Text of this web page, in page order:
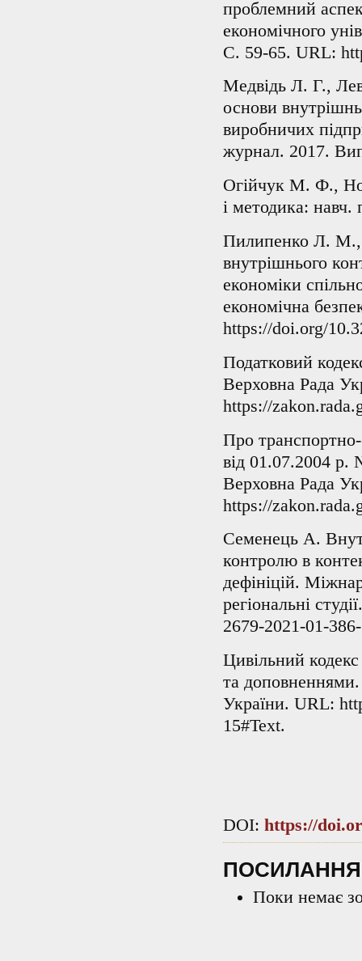
проблемний
економічного
С. 59-65. URL:
Медвідь Л. Г.,
основи
виробничих
журнал. 2017.
Огійчук М. Ф.,
і методика: навч.
Пилипенко Л. М.,
внутрішнього
економіки
економічна
https://doi.org/
Податковий
Верховна Рада
https://
Про транспортно-
від 01.07.2004 р.
Верховна Рада
https://
Семенець А.
контролю в
дефініцій.
регіональні
2679-2021-01-
Цивільний
та
України. URL:
15#Text.
DOI: https://
ПОСИЛАННЯ
Поки немає